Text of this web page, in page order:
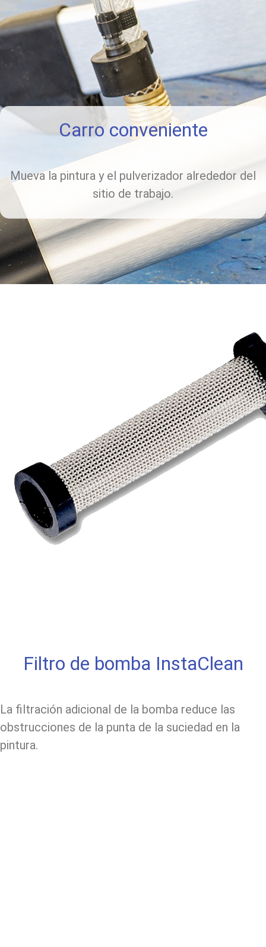
Carro conveniente
Mueva la pintura y el pulverizador alrededor del
sitio de trabajo.
Filtro de bomba InstaClean
La filtración adicional de la bomba reduce las
obstrucciones de la punta de la suciedad en la
pintura.